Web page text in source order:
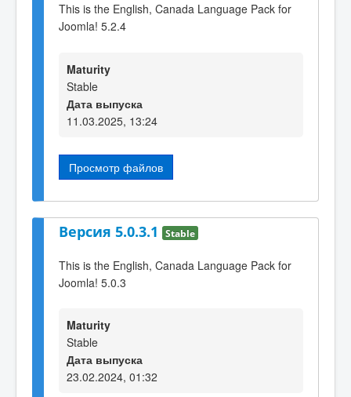
This is the English, Canada Language Pack for
Joomla! 5.2.4
Maturity
Stable
Дата выпуска
11.03.2025, 13:24
Просмотр файлов
Версия 5.0.3.1 Stable
This is the English, Canada Language Pack for
Joomla! 5.0.3
Maturity
Stable
Дата выпуска
23.02.2024, 01:32